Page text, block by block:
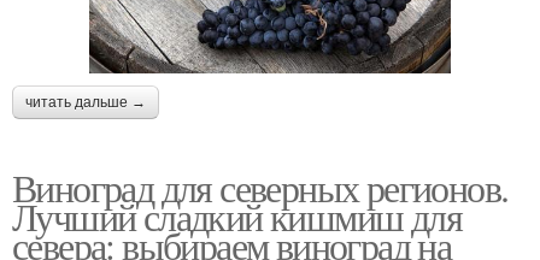
читать дальше →
Виноград для северных регионов.
Лучший сладкий кишмиш для
севера: выбираем виноград на